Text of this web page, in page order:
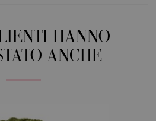
HANNO
ANCHE